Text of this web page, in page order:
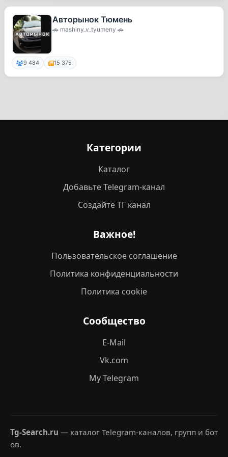
Авторынок Тюмень
🚗 mashiny_v_tyumeny 🚗
9 484 15 375
Категории
Каталог
Добавьте Telegram-канал
Создайте ТГ канал
Важное!
Пользовательское соглашение
Политика конфиденциальности
Политика cookie
Сообщество
E-Mail
Vk.com
My Telegram
Tg-Search.ru — каталог Telegram-каналов, групп и бот
ов.